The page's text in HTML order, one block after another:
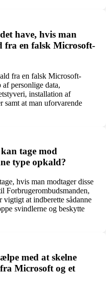
have, hvis man
fra en falsk Microsoft-
fra en falsk Microsoft-
personlige data,
installation af
samt at man uforvarende
tage mod
type opkald?
hvis man modtager disse
Forbrugerombudsmanden,
at indberette sådanne
svindlerne og beskytte
med at skelne
Microsoft og et